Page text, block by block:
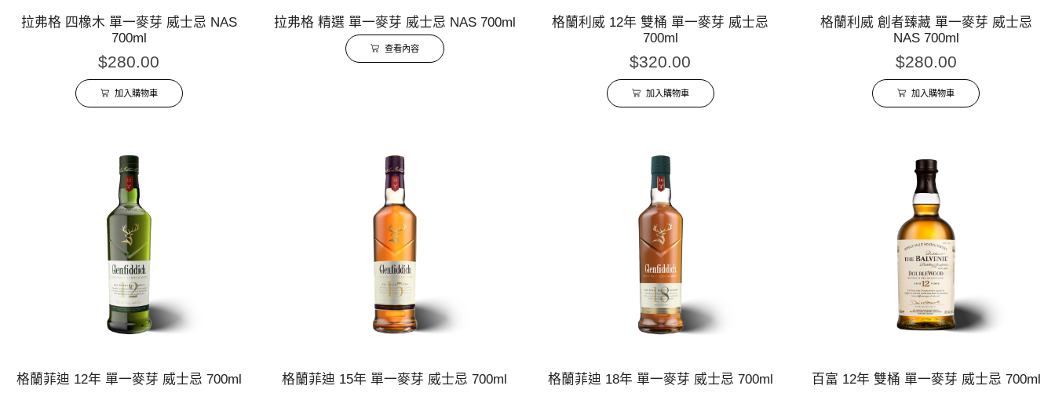
拉弗格 四橡木 單一麥芽 威士忌 NAS
700ml
$280.00
加入購物車
拉弗格 精選 單一麥芽 威士忌 NAS 700ml
查看內容
格蘭利威 12年 雙桶 單一麥芽 威士忌
700ml
$320.00
加入購物車
格蘭利威 創者臻藏 單一麥芽 威士忌
NAS 700ml
$280.00
加入購物車
格蘭菲迪 12年 單一麥芽 威士忌 700ml 格蘭菲迪 15年 單一麥芽 威士忌 700ml 格蘭菲迪 18年 單一麥芽 威士忌 700ml 百富 12年 雙桶 單一麥芽 威士忌 700ml